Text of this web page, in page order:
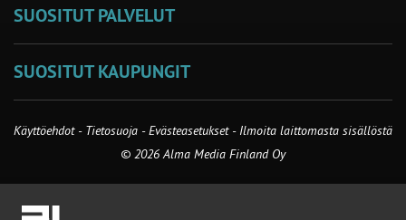
SUOSITUT PALVELUT
SUOSITUT KAUPUNGIT
Käyttöehdot - Tietosuoja -Evästeasetukset- Ilmoita laittomasta sisällöstä
© 2026 Alma Media Finland Oy